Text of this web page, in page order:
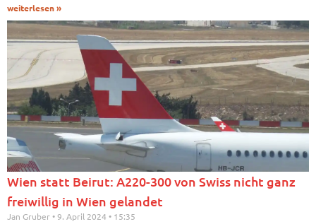
weiterlesen »
Wien statt Beirut: A220-300 von Swiss nicht ganz
freiwillig in Wien gelandet
Jan Gruber 9. April 2024 15:35